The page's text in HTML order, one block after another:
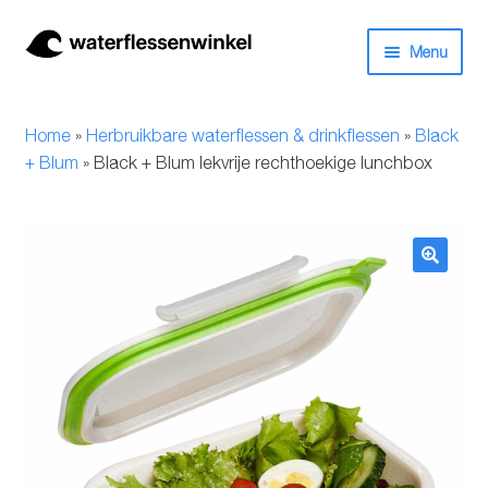
Ga
Ga
Menu
Bidons
Drinkfles met rietje
Waterfles met filter
Aluminium drinkfles
Home» Herbruikbare waterflessen & drinkflessen » Black
+ Blum » Black + Blum lekvrije rechthoekige lunchbox